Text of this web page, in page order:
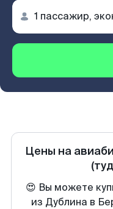
Цены на
😍 Вы можете
из Дублина в